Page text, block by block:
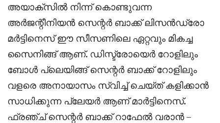
അയാക്സിൽ നിന്ന് കൊണ്ടുവന്ന
അർജന്റീനിയൻ സെന്റർ ബാക്ക് ലിസൻഡ്രോ
മർട്ടിനെസ് ഈ സീസണിലെ ഏറ്റവും മികച്ച
സൈനിങ്ങ് ആണ്. ഡിസ്ട്രോയെർ റോളിലും
ബോൾ പ്ലെയിങ്ങ് സെന്റർ ബാക്ക് റോളിലും
വളരെ അനായാസം സ്വിച്ച് ചെയ്ത് കളിക്കാൻ
സാധിക്കുന്ന പ്ലേയർ ആണ് മാർട്ടിനെസ്.
ഫ്രഞ്ച് സെന്റർ ബാക്ക് റാഫേൽ വരാൻ –